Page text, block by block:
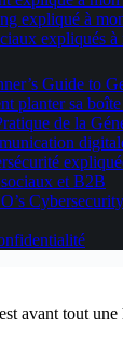
expliqué à
expliqués à
Guide to
planter sa
de la
et B2B
avant tout